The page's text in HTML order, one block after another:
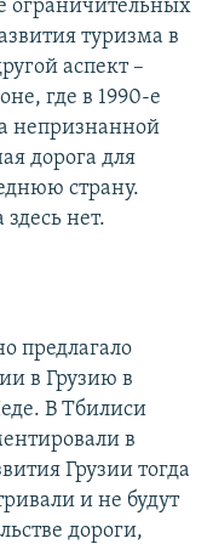
ограничительных
туризма в
аспект –
где в 1990-е
непризнанной
дорога для
страну.
нет.
предлагало
в Грузию в
В Тбилиси
в
Грузии тогда
и не будут
дороги,